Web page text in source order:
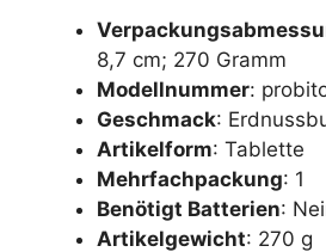
8,7 cm; 270 Gramm
Modellnummer:
Geschmack:
Artikelform: Tablette
Mehrfachpackung: 1
Benötigt Batterien:
Artikelgewicht: 270 g